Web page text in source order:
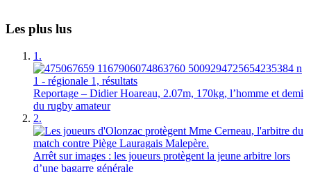
Les plus lus
1.
Reportage – Didier Hoareau, 2.07m, 170kg, l’homme et demi
du rugby amateur
2.
Arrêt sur images : les joueurs protègent la jeune arbitre lors
d’une bagarre générale